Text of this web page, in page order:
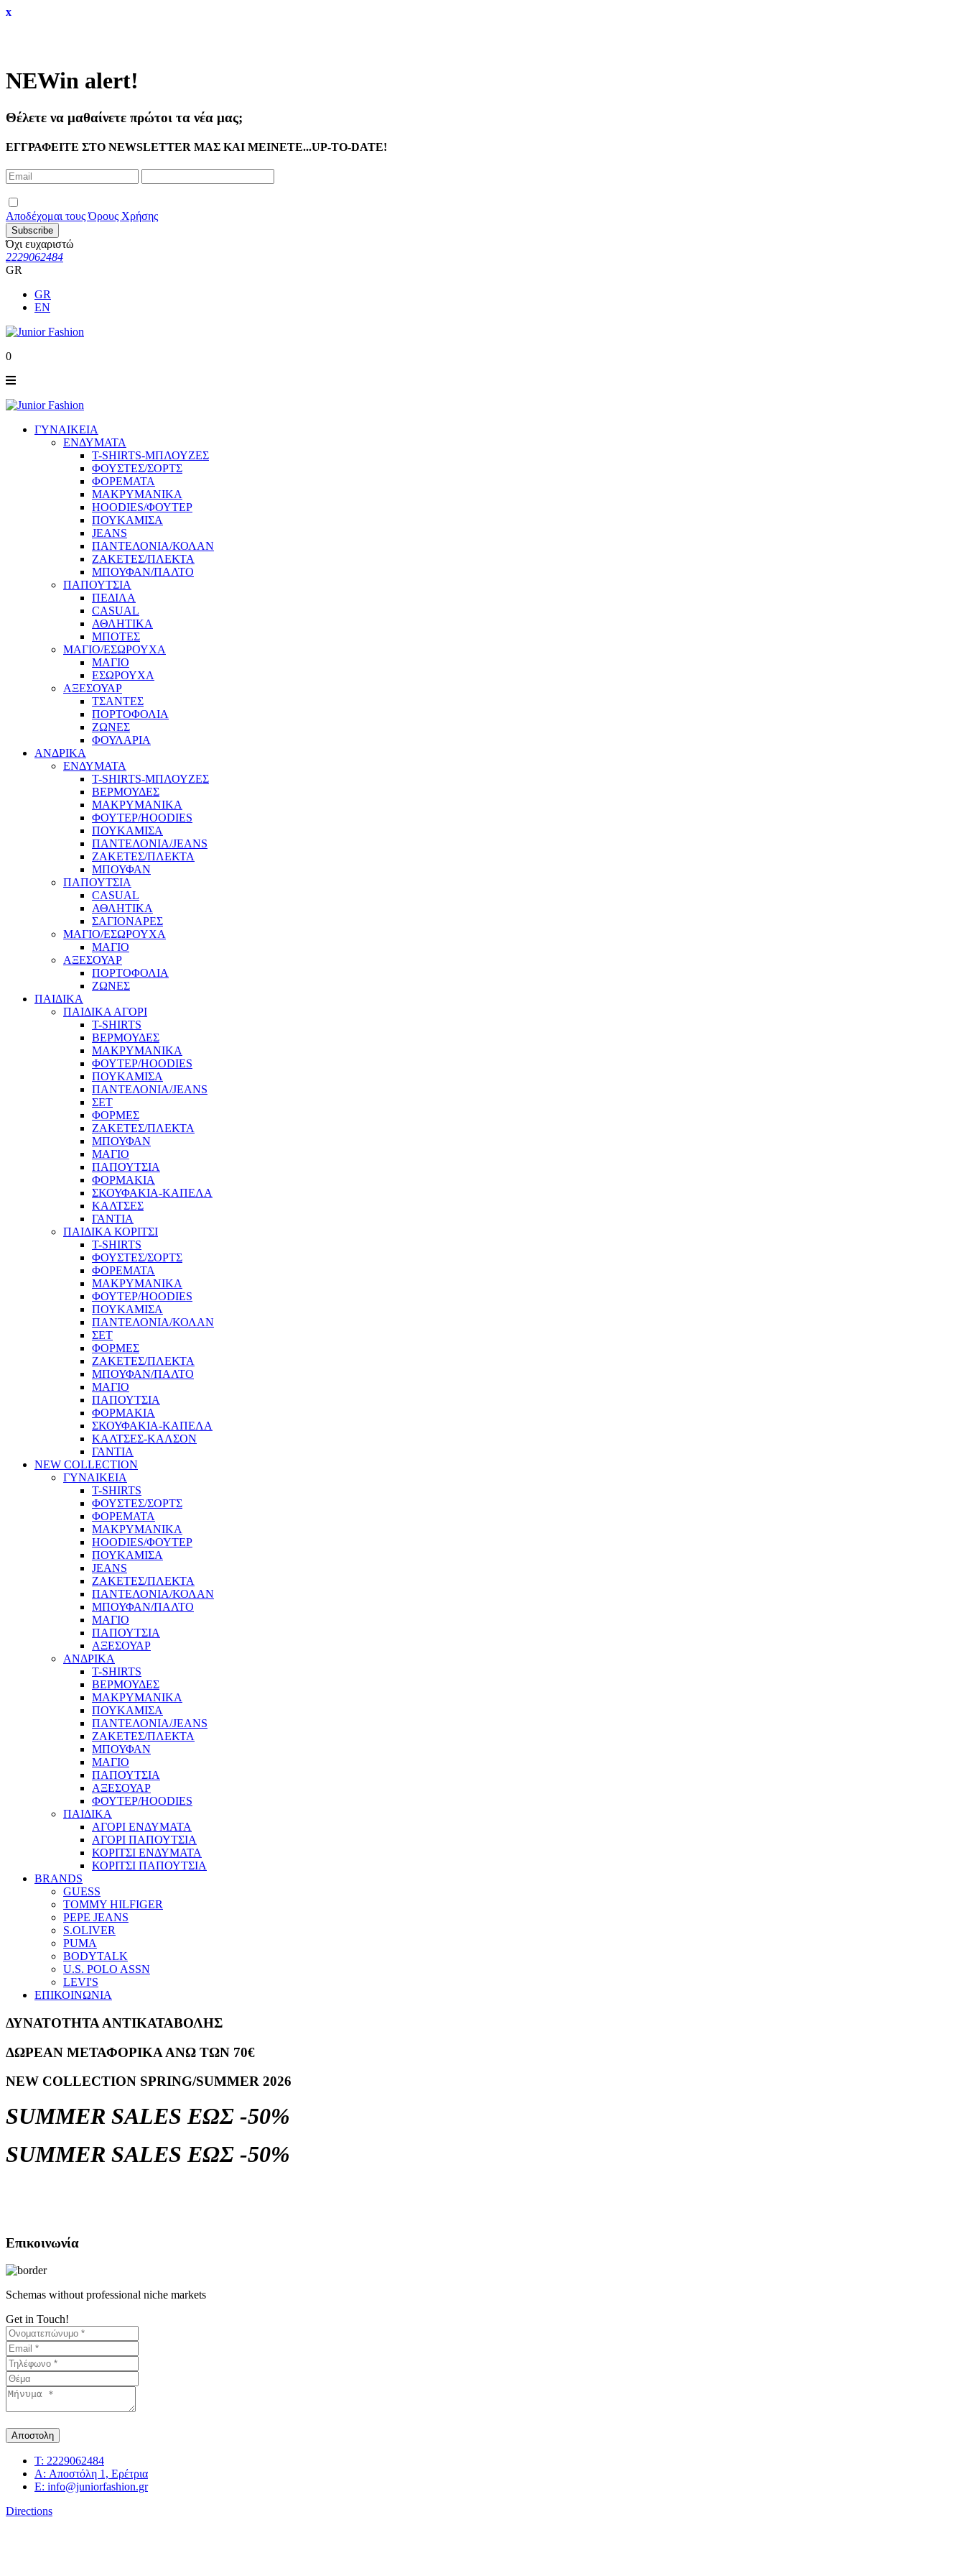
x
NEWin alert!
Θέλετε να μαθαίνετε πρώτοι τα νέα μας;
ΕΓΓΡΑΦΕΙΤΕ ΣΤΟ NEWSLETTER ΜΑΣ ΚΑΙ ΜΕΙΝΕΤΕ...UP-TO-DATE!
Αποδέχομαι τους Όρους Χρήσης
Subscribe
Όχι ευχαριστώ
2229062484
GR
GR
EN
0
ΓΥΝΑΙΚΕΙΑ
ΕΝΔΥΜΑΤΑ
T-SHIRTS-ΜΠΛΟΥΖΕΣ
ΦΟΥΣΤΕΣ/ΣΟΡΤΣ
ΦΟΡΕΜΑΤΑ
ΜΑΚΡΥΜΑΝΙΚΑ
HOODIES/ΦΟΥΤΕΡ
ΠΟΥΚΑΜΙΣΑ
JEANS
ΠΑΝΤΕΛΟΝΙΑ/ΚΟΛΑΝ
ΖΑΚΕΤΕΣ/ΠΛΕΚΤΑ
ΜΠΟΥΦΑΝ/ΠΑΛΤΟ
ΠΑΠΟΥΤΣΙΑ
ΠΕΔΙΛΑ
CASUAL
ΑΘΛΗΤΙΚΑ
ΜΠΟΤΕΣ
ΜΑΓΙΟ/ΕΣΩΡΟΥΧΑ
ΜΑΓΙΟ
ΕΣΩΡΟΥΧΑ
ΑΞΕΣΟΥΑΡ
ΤΣΑΝΤΕΣ
ΠΟΡΤΟΦΟΛΙΑ
ΖΩΝΕΣ
ΦΟΥΛΑΡΙΑ
ΑΝΔΡΙΚΑ
ΕΝΔΥΜΑΤΑ
T-SHIRTS-ΜΠΛΟΥΖΕΣ
ΒΕΡΜΟΥΔΕΣ
ΜΑΚΡΥΜΑΝΙΚΑ
ΦΟΥΤΕΡ/HOODIES
ΠΟΥΚΑΜΙΣΑ
ΠΑΝΤΕΛΟΝΙΑ/JEANS
ΖΑΚΕΤΕΣ/ΠΛΕΚΤΑ
ΜΠΟΥΦΑΝ
ΠΑΠΟΥΤΣΙΑ
CASUAL
ΑΘΛΗΤΙΚΑ
ΣΑΓΙΟΝΑΡΕΣ
ΜΑΓΙΟ/ΕΣΩΡΟΥΧΑ
ΜΑΓΙΟ
ΑΞΕΣΟΥΑΡ
ΠΟΡΤΟΦΟΛΙΑ
ΖΩΝΕΣ
ΠΑΙΔΙΚΑ
ΠΑΙΔΙΚΑ ΑΓΟΡΙ
T-SHIRTS
ΒΕΡΜΟΥΔΕΣ
ΜΑΚΡΥΜΑΝΙΚΑ
ΦΟΥΤΕΡ/HOODIES
ΠΟΥΚΑΜΙΣΑ
ΠΑΝΤΕΛΟΝΙΑ/JEANS
ΣΕΤ
ΦΟΡΜΕΣ
ΖΑΚΕΤΕΣ/ΠΛΕΚΤΑ
ΜΠΟΥΦΑΝ
ΜΑΓΙΟ
ΠΑΠΟΥΤΣΙΑ
ΦΟΡΜΑΚΙΑ
ΣΚΟΥΦΑΚΙΑ-ΚΑΠΕΛΑ
ΚΑΛΤΣΕΣ
ΓΑΝΤΙΑ
ΠΑΙΔΙΚΑ ΚΟΡΙΤΣΙ
T-SHIRTS
ΦΟΥΣΤΕΣ/ΣΟΡΤΣ
ΦΟΡΕΜΑΤΑ
ΜΑΚΡΥΜΑΝΙΚΑ
ΦΟΥΤΕΡ/HOODIES
ΠΟΥΚΑΜΙΣΑ
ΠΑΝΤΕΛΟΝΙΑ/ΚΟΛΑΝ
ΣΕΤ
ΦΟΡΜΕΣ
ΖΑΚΕΤΕΣ/ΠΛΕΚΤΑ
ΜΠΟΥΦΑΝ/ΠΑΛΤΟ
ΜΑΓΙΟ
ΠΑΠΟΥΤΣΙΑ
ΦΟΡΜΑΚΙΑ
ΣΚΟΥΦΑΚΙΑ-ΚΑΠΕΛΑ
ΚΑΛΤΣΕΣ-ΚΑΛΣΟΝ
ΓΑΝΤΙΑ
NEW COLLECTION
ΓΥΝΑΙΚΕΙΑ
T-SHIRTS
ΦΟΥΣΤΕΣ/ΣΟΡΤΣ
ΦΟΡΕΜΑΤΑ
ΜΑΚΡΥΜΑΝΙΚΑ
HOODIES/ΦΟΥΤΕΡ
ΠΟΥΚΑΜΙΣΑ
JEANS
ΖΑΚΕΤΕΣ/ΠΛΕΚΤΑ
ΠΑΝΤΕΛΟΝΙΑ/ΚΟΛΑΝ
ΜΠΟΥΦΑΝ/ΠΑΛΤΟ
ΜΑΓΙΟ
ΠΑΠΟΥΤΣΙΑ
ΑΞΕΣΟΥΑΡ
ΑΝΔΡΙΚΑ
T-SHIRTS
ΒΕΡΜΟΥΔΕΣ
ΜΑΚΡΥΜΑΝΙΚΑ
ΠΟΥΚΑΜΙΣΑ
ΠΑΝΤΕΛΟΝΙΑ/JEANS
ΖΑΚΕΤΕΣ/ΠΛΕΚΤΑ
ΜΠΟΥΦΑΝ
ΜΑΓΙΟ
ΠΑΠΟΥΤΣΙΑ
ΑΞΕΣΟΥΑΡ
ΦΟΥΤΕΡ/HOODIES
ΠΑΙΔΙΚΑ
ΑΓΟΡΙ ΕΝΔΥΜΑΤΑ
ΑΓΟΡΙ ΠΑΠΟΥΤΣΙΑ
ΚΟΡΙΤΣΙ ΕΝΔΥΜΑΤΑ
ΚΟΡΙΤΣΙ ΠΑΠΟΥΤΣΙΑ
BRANDS
GUESS
TOMMY HILFIGER
PEPE JEANS
S.OLIVER
PUMA
BODYTALK
U.S. POLO ASSN
LEVI'S
ΕΠΙΚΟΙΝΩΝΙΑ
ΔΥΝΑΤΟΤΗΤΑ ΑΝΤΙΚΑΤΑΒΟΛΗΣ
ΔΩΡΕΑΝ ΜΕΤΑΦΟΡΙΚΑ ΑΝΩ ΤΩΝ 70€
NEW COLLECTION SPRING/SUMMER 2026
SUMMER SALES ΕΩΣ -50%
SUMMER SALES ΕΩΣ -50%
Επικοινωνία
Schemas without professional niche markets
Get in Touch!
Ονοματεπώνυμο*
Email*
Τηλέφωνο
Θέμα
Μήνυμα*
Αποστολη
T: 2229062484
A: Αποστόλη 1, Ερέτρια
E: info@juniorfashion.gr
Directions